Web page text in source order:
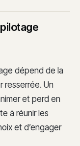
dépend de la
resserrée. Un
et perd en
à réunir les
et d’engager